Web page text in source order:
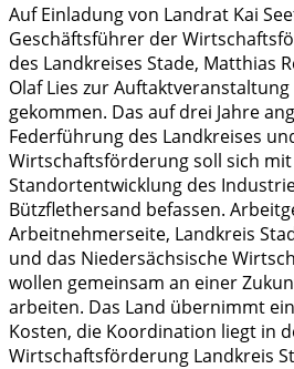
Auf Einladung von Landrat Kai
Geschäftsführer der
des Landkreises Stade, Matthias
Olaf Lies zur
gekommen. Das auf drei Jahre
Federführung des Landkreises
Wirtschaftsförderung soll sich
Standortentwicklung des
Bützflethersand befassen.
Arbeitnehmerseite, Landkreis
und das Niedersächsische
wollen gemeinsam an einer
arbeiten. Das Land übernimmt
Kosten, die Koordination liegt in
Wirtschaftsförderung Landkreis